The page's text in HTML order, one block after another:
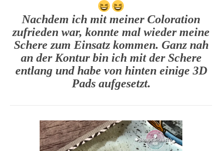
Nachdem ich mit meiner Coloration
zufrieden war, konnte mal wieder meine
Schere zum Einsatz kommen. Ganz nah
an der Kontur bin ich mit der Schere
entlang und habe von hinten einige 3D
Pads aufgesetzt.